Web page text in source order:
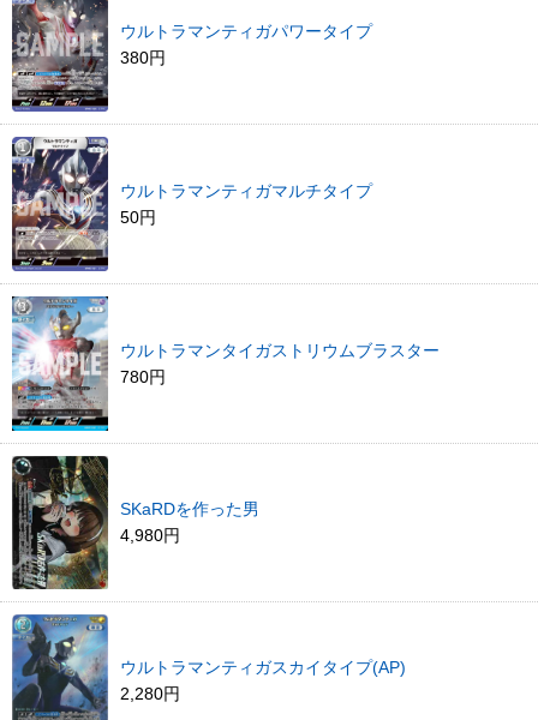
ウルトラマンティガパワータイプ
380円
ウルトラマンティガマルチタイプ
50円
ウルトラマンタイガストリウムブラスター
780円
SKaRDを作った男
4,980円
ウルトラマンティガスカイタイプ(AP)
2,280円